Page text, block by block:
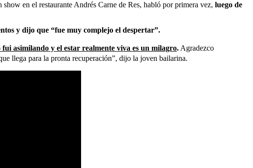
en el restaurante Andrés Carne de Res, habló por primera vez, luego de
y dijo que “fue muy complejo el despertar”.
asimilando y el estar realmente viva es un milagro. Agradezco
llega para la pronta recuperación”, dijo la joven bailarina.